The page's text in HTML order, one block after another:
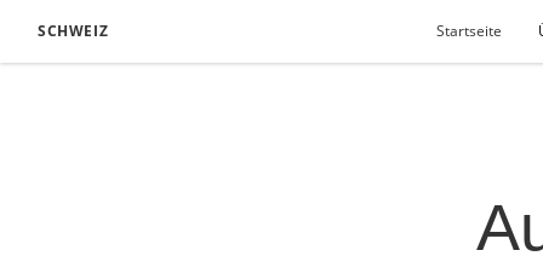
SCHWEIZ Startseite